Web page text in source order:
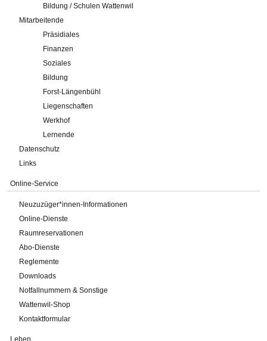
Bildung / Schulen Wattenwil
Mitarbeitende
Präsidiales
Finanzen
Soziales
Bildung
Forst-Längenbühl
Liegenschaften
Werkhof
Lernende
Datenschutz
Links
Online-Service
Neuzuzüger*innen-Informationen
Online-Dienste
Raumreservationen
Abo-Dienste
Reglemente
Downloads
Notfallnummern & Sonstige
Wattenwil-Shop
Kontaktformular
Leben